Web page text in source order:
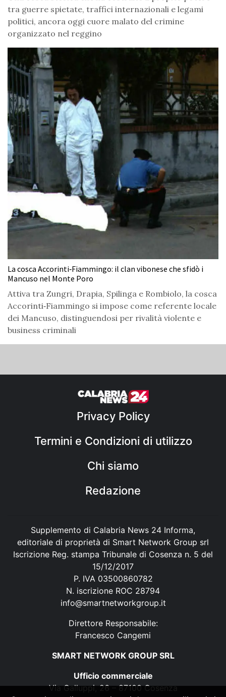
tra guerre spietate, traffici internazionali e legami
politici, ancora oggi cuore malato del crimine
organizzato nel reggino
La cosca Accorinti‑Fiammingo: il clan vibonese che sfidò i
Mancuso nel Monte Poro
Attiva tra Zungri, Drapia, Spilinga e Rombiolo, la cosca
Accorinti‑Fiammingo si impose come referente locale
dei Mancuso, distinguendosi per rivalità violente e
business criminali
Privacy Policy
Termini e Condizioni di utilizzo
Chi siamo
Redazione
Supplemento di Calabria News 24 Informa,
editoriale di proprietà di Smart Network Group srl
Iscrizione Reg. stampa Tribunale di Cosenza n. 5 del
15/12/2017
P. IVA 03500860782
N. iscrizione ROC 28794
info@smartnetworkgroup.it
Direttore Responsabile:
Francesco Cangemi
SMART NETWORK GROUP SRL
Ufficio commerciale
Via Galluppi, 26 – 87100 Cosenza